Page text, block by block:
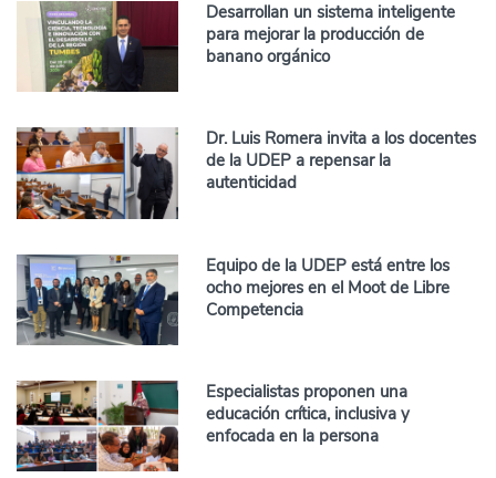
Desarrollan un sistema inteligente
para mejorar la producción de
banano orgánico
Dr. Luis Romera invita a los docentes
de la UDEP a repensar la
autenticidad
Equipo de la UDEP está entre los
ocho mejores en el Moot de Libre
Competencia
Especialistas proponen una
educación crítica, inclusiva y
enfocada en la persona